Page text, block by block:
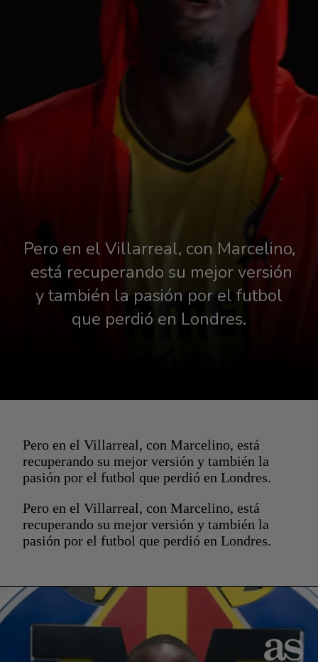
Pero en el Villarreal, con Marcelino,
está recuperando su mejor versión
y también la pasión por el futbol
que perdió en Londres.
Pero en el Villarreal, con Marcelino, está
recuperando su mejor versión y también la
pasión por el futbol que perdió en Londres.
Pero en el Villarreal, con Marcelino, está
recuperando su mejor versión y también la
pasión por el futbol que perdió en Londres.